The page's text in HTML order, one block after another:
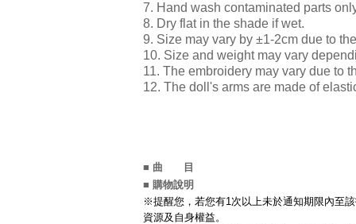
7. Hand wash contaminated parts
8. Dry flat in the shade if wet.
9. Size may vary by ±1-2cm due to
10. Size and weight may vary
11. The embroidery may vary due to
12. The doll's arms are made of
■ 曲 目
■ 購物說明
※提醒您，若您有1次以上未於通知期限內至
資源及自身權益。